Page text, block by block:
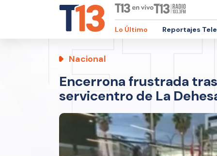
Lo Último Reportajes
Nacional
Encerrona frustrada
servicentro de La